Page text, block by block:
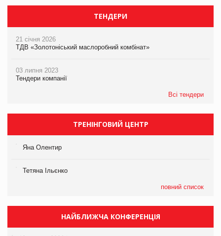
ТЕНДЕРИ
21 січня 2026
ТДВ «Золотоніський маслоробний комбінат»
03 липня 2023
Тендери компанії
Всі тендери
ТРЕНІНГОВИЙ ЦЕНТР
Яна Олентир
Тетяна Ільєнко
повний список
НАЙБЛИЖЧА КОНФЕРЕНЦІЯ